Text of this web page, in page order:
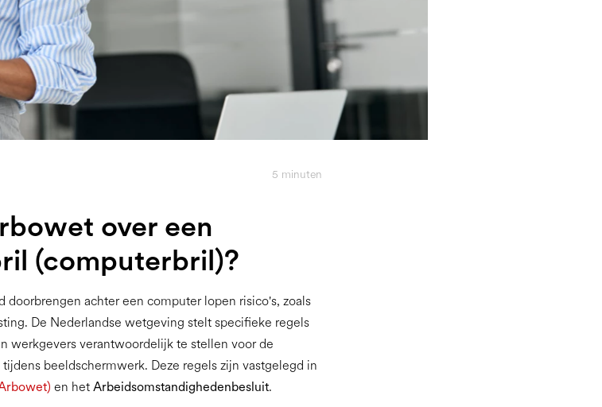
5 minuten
over een
(computerbril)?
doorbrengen achter een computer lopen risico's, zoals
De Nederlandse wetgeving stelt specifieke regels
werkgevers verantwoordelijk te stellen voor de
beeldschermwerk. Deze regels zijn vastgelegd in
en het Arbeidsomstandighedenbesluit.